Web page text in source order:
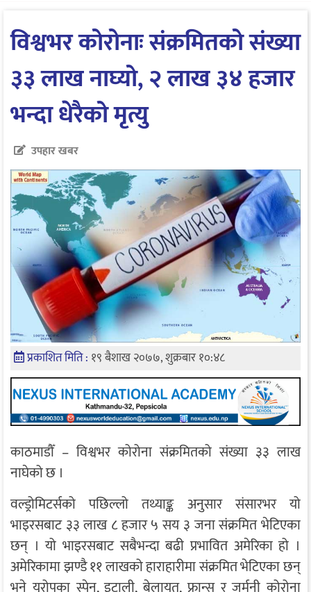
विश्वभर कोरोनाः संक्रमितको संख्या
३३ लाख नाघ्यो, २ लाख ३४ हजार
भन्दा धेरैको मृत्यु
उपहार खबर
प्रकाशित मिति : १९ बैशाख २०७७, शुक्रबार १०:४८
काठमाडौँ – विश्वभर कोरोना संक्रमितको संख्या ३३ लाख
नाघेको छ ।
वल्ड्रोमिटर्सको पछिल्लो तथ्याङ्क अनुसार संसारभर यो
भाइरसबाट ३३ लाख ८ हजार ५ सय ३ जना संक्रमित भेटिएका
छन् । यो भाइरसबाट सबैभन्दा बढी प्रभावित अमेरिका हो ।
अमेरिकामा झण्डै ११ लाखको हाराहारीमा संक्रमित भेटिएका छन्